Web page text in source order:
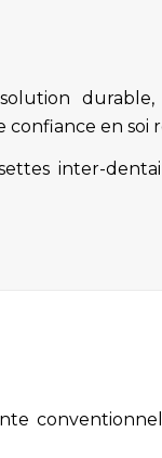
durable,
confiance en soi
inter-